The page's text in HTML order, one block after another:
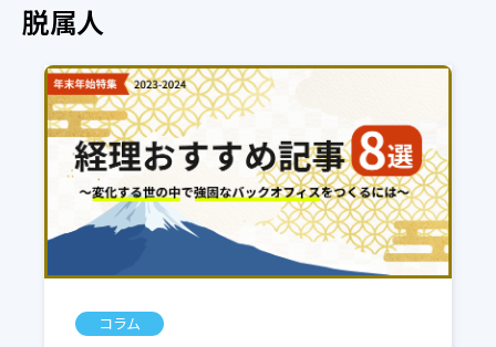
脱属人
コラム